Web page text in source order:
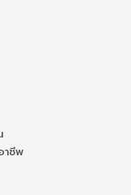
าชีพ